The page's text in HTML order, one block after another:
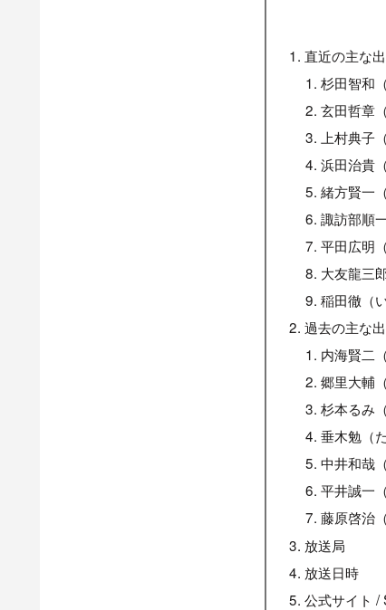
直近の主な
杉田智和
玄田哲章
上村典子
浜田治貴
緒方賢一
諏訪部順
平田広明
大友龍三
稲田徹（
過去の主な
内海賢二
郷里大輔
杉本るみ
垂木勉（
中井和哉
平井誠一
藤原啓治
放送局
放送日時
公式サイト /